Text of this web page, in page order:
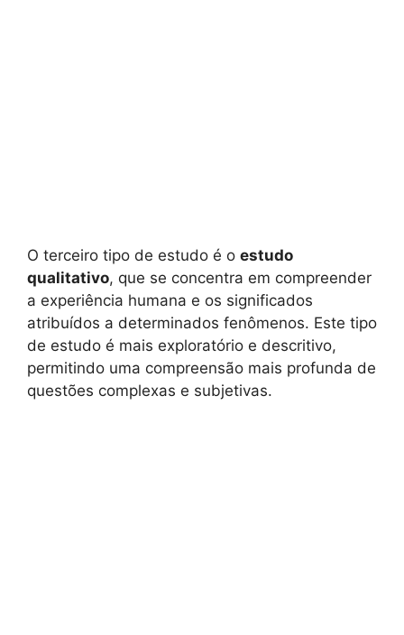
O terceiro tipo de estudo é o estudo
qualitativo, que se concentra em compreender
a experiência humana e os significados
atribuídos a determinados fenômenos. Este tipo
de estudo é mais exploratório e descritivo,
permitindo uma compreensão mais profunda de
questões complexas e subjetivas.